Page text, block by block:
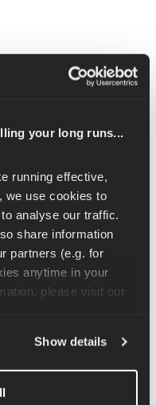
your long runs...
running effective,
we use cookies to
analyse our traffic.
share information
partners (e.g. for
anytime in your
Show details
y los flexores de la
la resistencia
vez, cuando levantes
de la pierna y el
glúteos. Golpeando el
el tronco activo, los
Recuerda mantener los